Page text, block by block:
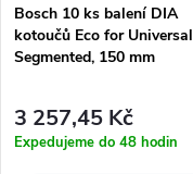
Bosch 10 ks balení DIA
kotoučů Eco for Universal
Segmented, 150 mm
3 257,45 Kč
Expedujeme do 48 hodin